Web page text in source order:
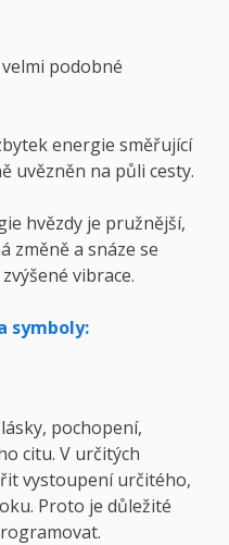
podobné
energie směřující
uvězněn na půli cesty.
hvězdy je pružnější,
změně a snáze se
vibrace.
symboly:
pochopení,
citu. V určitých
vystoupení určitého,
Proto je důležité